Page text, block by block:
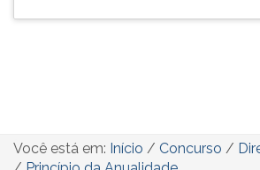
Você está em: Início / Concurso /